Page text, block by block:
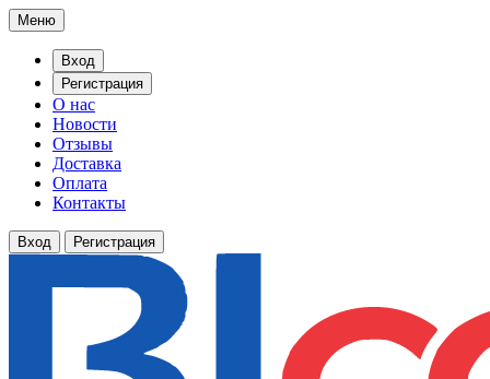
Меню
Вход
Регистрация
О нас
Новости
Отзывы
Доставка
Оплата
Контакты
Вход Регистрация